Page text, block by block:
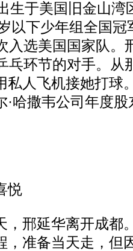
于美国旧金山湾
以下少年组全国冠
入选美国国家队。
乓环节的对手。从
私人飞机接她打球
·哈撒韦公司年度
悦
邢延华离开成都
，准备当天走，但